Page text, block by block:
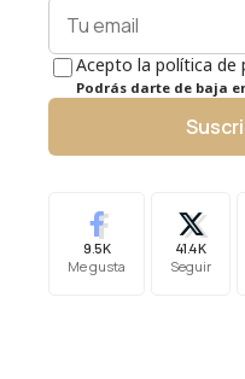
Acepto la política de
Podrás darte de baja
9.5K
Me gusta
41.4K
Seguir